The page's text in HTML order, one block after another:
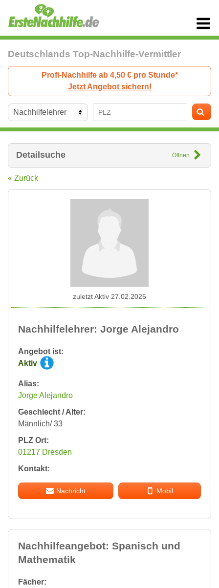
Deutschlands Top-Nachhilfe-Vermittler
Profi-Nachhilfe ab 4,50 € pro Stunde*
Jetzt Angebot sichern!
Detailsuche Öffnen
« Zurück
Nachhilfelehrer: Jorge Alejandro
Angebot ist:
Aktiv
Alias:
Jorge Alejandro
Geschlecht / Alter:
Männlich/ 33
PLZ Ort:
01217 Dresden
Kontakt:
Nachricht Mobil
zuletzt Aktiv 27.02.2026
Nachhilfeangebot: Spanisch und
Mathematik
Fächer: